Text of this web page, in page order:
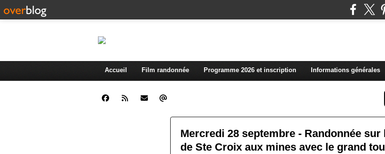
Accueil Film randonnée Programme 2026 et inscription Informations générales
Mercredi 28 septembre - Randonnée sur
de Ste Croix aux mines avec le grand